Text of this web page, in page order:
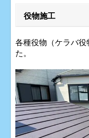
役物施工
各種役物（ケラバ
た。